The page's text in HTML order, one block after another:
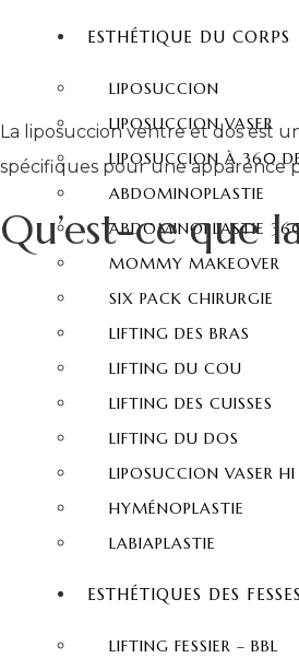
ESTHÉTIQUE DU CORPS
LIPOSUCCION
LIPOSUCCION VASER
LIPOSUCCION À 360
ABDOMINOPLASTIE
ABDOMINOPLASTIE
MOMMY MAKEOVER
SIX PACK CHIRURGIE
LIFTING DES BRAS
LIFTING DU COU
LIFTING DES CUISSES
LIFTING DU DOS
LIPOSUCCION VASER HI
HYMÉNOPLASTIE
LABIAPLASTIE
ESTHÉTIQUES DES FESSES
LIFTING FESSIER – BBL
La liposuccion ventre et dos est
spécifiques pour une apparence
Qu’est-ce que